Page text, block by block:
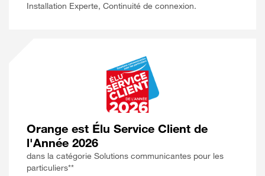
Installation Experte, Continuité de connexion.
Orange est Élu Service Client de
l'Année 2026
dans la catégorie Solutions communicantes pour les
particuliers**